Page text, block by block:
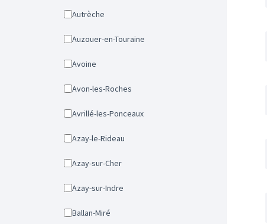
Autrèche
Auzouer-en-Touraine
Avoine
Avon-les-Roches
Avrillé-les-Ponceaux
Azay-le-Rideau
Azay-sur-Cher
Azay-sur-Indre
Ballan-Miré